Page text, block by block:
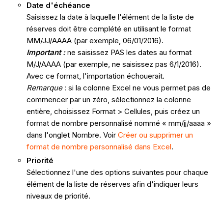
Date d'échéance
Saisissez la date à laquelle l'élément de la liste de
réserves doit être complété en utilisant le format
MM/JJ/AAAA (par exemple, 06/01/2016).
Important :ne saisissez PAS les dates au format
M/J/AAAA (par exemple, ne saisissez pas 6/1/2016).
Avec ce format, l'importation échouerait.
Remarque: si la colonne Excel ne vous permet pas de
commencer par un zéro, sélectionnez la colonne
entière, choisissez Format > Cellules, puis créez un
format de nombre personnalisé nommé « mm/jj/aaaa »
dans l'onglet Nombre. Voir Créer ou supprimer un
format de nombre personnalisé dans Excel.
Priorité
Sélectionnez l'une des options suivantes pour chaque
élément de la liste de réserves afin d'indiquer leurs
niveaux de priorité.